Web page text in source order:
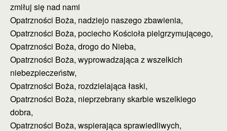
zmiłuj się nad nami
Opatrzności Boża, nadziejo naszego zbawienia,
Opatrzności Boża, pociecho Kościoła pielgrzymującego,
Opatrzności Boża, drogo do Nieba,
Opatrzności Boża, wyprowadzająca z wszelkich
niebezpieczeństw,
Opatrzności Boża, rozdzielająca łaski,
Opatrzności Boża, nieprzebrany skarbie wszelkiego
dobra,
Opatrzności Boża, wspierająca sprawiedliwych,